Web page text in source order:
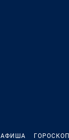
АФИША ГОРОСКОП